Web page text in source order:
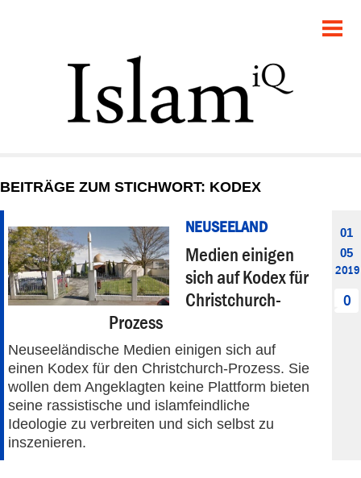
GESELLSCHAFT
STARTSEITE
DEBATTE
PANORAMA
BEITRÄGE ZUM STICHWORT: KODEX
NEUSEELAND
Medien einigen
sich auf Kodex für
Christchurch-
Prozess
Neuseeländische Medien einigen sich auf
einen Kodex für den Christchurch-Prozess. Sie
wollen dem Angeklagten keine Plattform bieten
seine rassistische und islamfeindliche
Ideologie zu verbreiten und sich selbst zu
inszenieren.
01
05
2019
0